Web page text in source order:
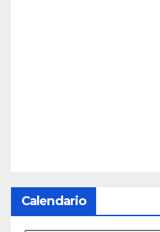
Calendario